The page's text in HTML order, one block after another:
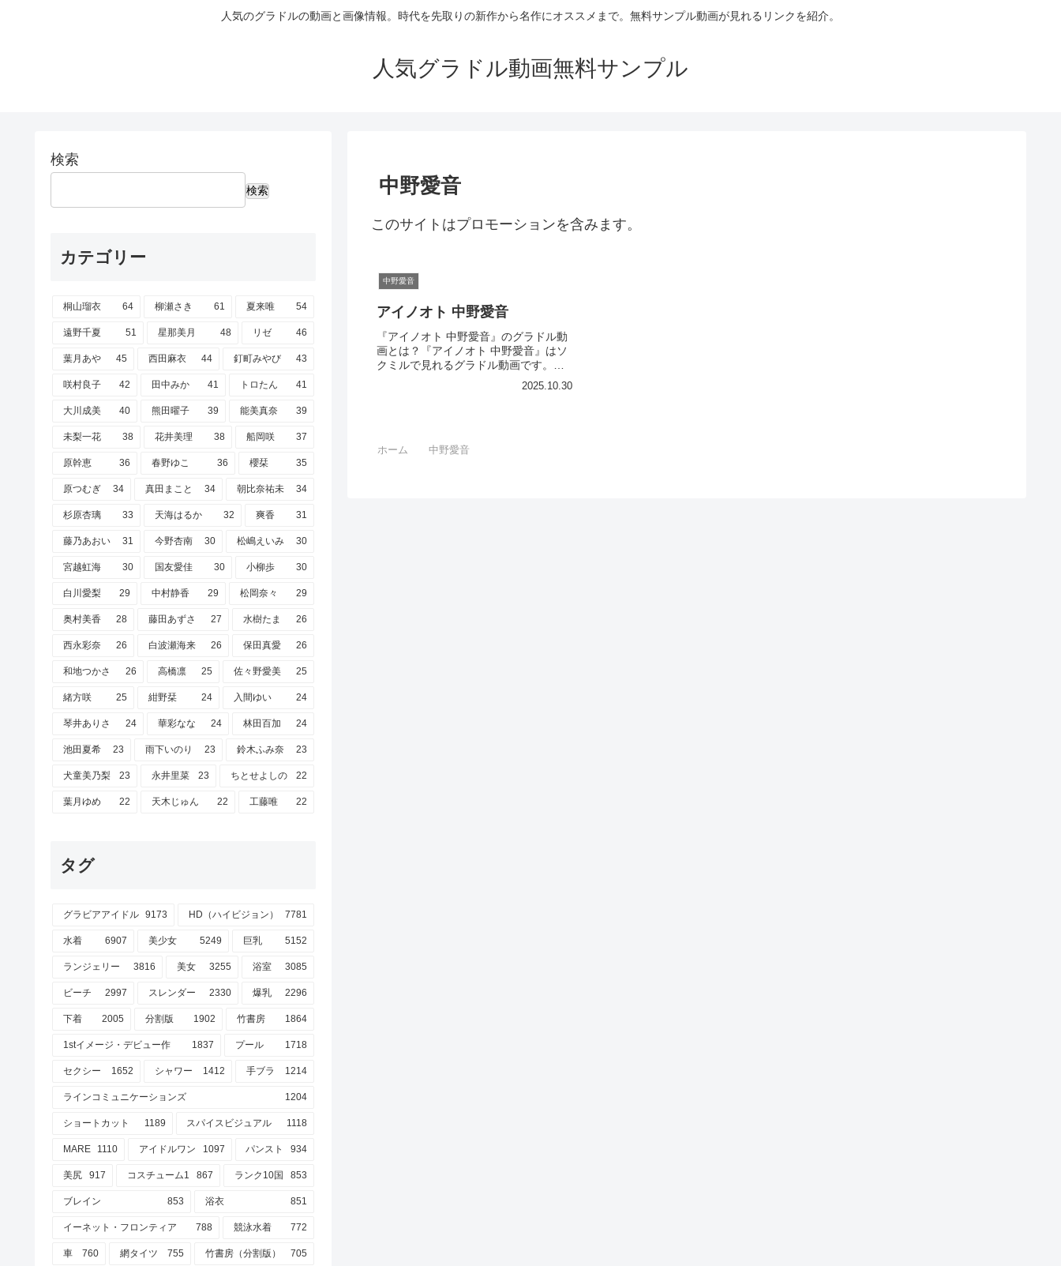
人気のグラドルの動画と画像情報。時代を先取りの新作から名作にオススメまで。無料サンプル動画が見れるリンクを紹介。
人気グラドル動画無料サンプル
中野愛音
このサイトはプロモーションを含みます。
中野愛音
アイノオト 中野愛音
『アイノオト 中野愛音』のグラドル動
画とは？『アイノオト 中野愛音』はソ
クミルで見れるグラドル動画です。作
品IDは473774のこの『アイノオト 中野
愛音』について今回は見所やシーン別
2025.10.30
ホーム 中野愛音
検索
検索
カテゴリー
桐山瑠衣 64 柳瀬さき 61 夏来唯 54
遠野千夏 51 星那美月 48 リゼ 46
葉月あや 45 西田麻衣 44 釘町みやび 43
咲村良子 42 田中みか 41 トロたん 41
大川成美 40 熊田曜子 39 能美真奈 39
未梨一花 38 花井美理 38 船岡咲 37
原幹恵 36 春野ゆこ 36 櫻栞 35
原つむぎ 34 真田まこと 34 朝比奈祐未 34
杉原杏璃 33 天海はるか 32 爽香 31
藤乃あおい 31 今野杏南 30 松嶋えいみ 30
宮越虹海 30 国友愛佳 30 小柳歩 30
白川愛梨 29 中村静香 29 松岡奈々 29
奥村美香 28 藤田あずさ 27 水樹たま 26
西永彩奈 26 白波瀬海来 26 保田真愛 26
和地つかさ 26 高橋凛 25 佐々野愛美 25
緒方咲 25 紺野栞 24 入間ゆい 24
琴井ありさ 24 華彩なな 24 林田百加 24
池田夏希 23 雨下いのり 23 鈴木ふみ奈 23
犬童美乃梨 23 永井里菜 23 ちとせよしの 22
葉月ゆめ 22 天木じゅん 22 工藤唯 22
タグ
グラビアアイドル 9173 HD（ハイビジョン） 7781
水着 6907 美少女 5249 巨乳 5152
ランジェリー 3816 美女 3255 浴室 3085
ビーチ 2997 スレンダー 2330 爆乳 2296
下着 2005 分割版 1902 竹書房 1864
1stイメージ・デビュー作 1837 プール 1718
セクシー 1652 シャワー 1412 手ブラ 1214
ラインコミュニケーションズ 1204
ショートカット 1189 スパイスビジュアル 1118
MARE 1110 アイドルワン 1097 パンスト 934
美尻 917 コスチューム1 867 ランク10国 853
ブレイン 853 浴衣 851
イーネット・フロンティア 788 競泳水着 772
車 760 網タイツ 755 竹書房（分割版） 705